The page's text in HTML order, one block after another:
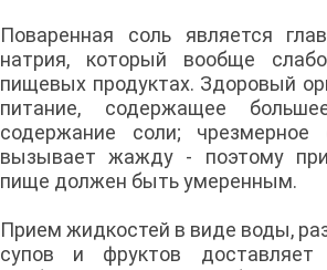
Поваренная соль является
натрия, который вообще
пищевых продуктах. Здоровый
питание, содержащее
содержание соли; чрезмерное
вызывает жажду - поэтому
пище должен быть умеренным.
Прием жидкостей в виде воды,
супов и фруктов доставляет